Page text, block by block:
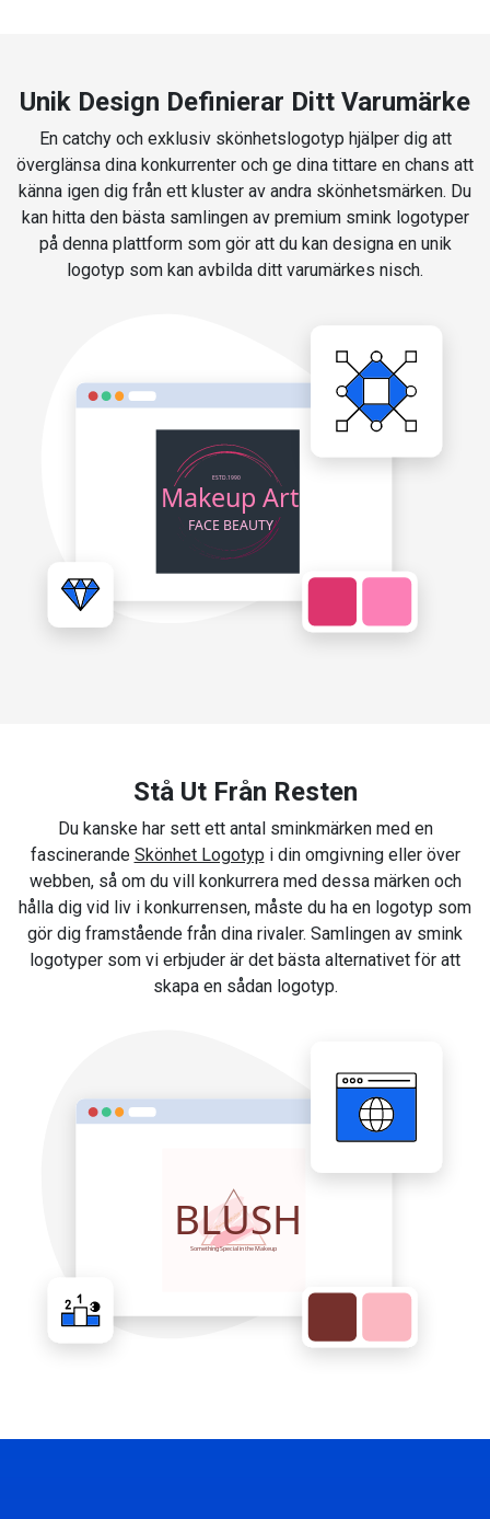
Unik Design Definierar Ditt Varumärke
En catchy och exklusiv skönhetslogotyp hjälper dig att
överglänsa dina konkurrenter och ge dina tittare en chans att
känna igen dig från ett kluster av andra skönhetsmärken. Du
kan hitta den bästa samlingen av premium smink logotyper
på denna plattform som gör att du kan designa en unik
logotyp som kan avbilda ditt varumärkes nisch.
Stå Ut Från Resten
Du kanske har sett ett antal sminkmärken med en
fascinerande Skönhet Logotyp i din omgivning eller över
webben, så om du vill konkurrera med dessa märken och
hålla dig vid liv i konkurrensen, måste du ha en logotyp som
gör dig framstående från dina rivaler. Samlingen av smink
logotyper som vi erbjuder är det bästa alternativet för att
skapa en sådan logotyp.